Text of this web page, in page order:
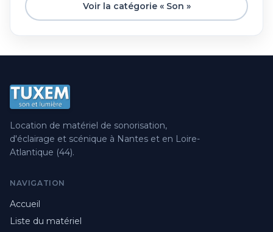
Voir la catégorie « Son »
Location de matériel de sonorisation,
d'éclairage et scénique à Nantes et en Loire-
Atlantique (44).
NAVIGATION
Accueil
Liste du matériel